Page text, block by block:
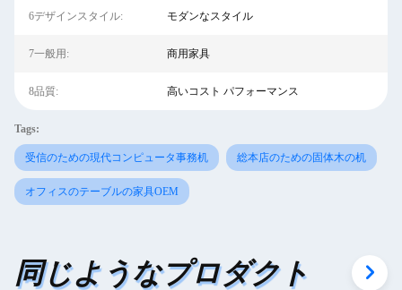
6デザインスタイル: モダンなスタイル
7一般用: 商用家具
8品質: 高いコスト パフォーマンス
Tags:
受信のための現代コンピュータ事務机 総本店のための固体木の机
オフィスのテーブルの家具OEM
同じようなプロダクト